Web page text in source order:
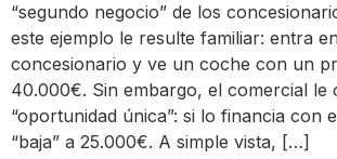
“segundo negocio” de los
este ejemplo le resulte familiar: entra
concesionario y ve un coche con un
40.000€. Sin embargo, el comercial le
“oportunidad única”: si lo financia con
“baja” a 25.000€. A simple vista, […]